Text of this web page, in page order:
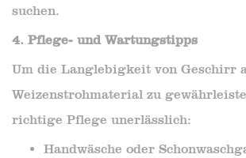
suchen.
4. Pflege- und Wartungstipps
Um die Langlebigkeit von Geschirr
Weizenstrohmaterial zu
richtige Pflege unerlässlich:
Handwäsche oder